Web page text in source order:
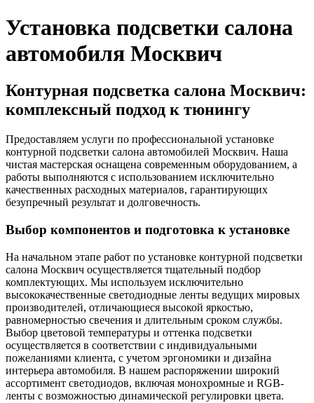
Установка подсветки салона
автомобиля Москвич
Контурная подсветка салона Москвич:
комплексный подход к тюнингу
Предоставляем услуги по профессиональной установке
контурной подсветки салона автомобилей Москвич. Наша
чистая мастерская оснащена современным оборудованием, а
работы выполняются с использованием исключительно
качественных расходных материалов, гарантирующих
безупречный результат и долговечность.
Выбор компонентов и подготовка к установке
На начальном этапе работ по установке контурной подсветки
салона Москвич осуществляется тщательный подбор
комплектующих. Мы используем исключительно
высококачественные светодиодные ленты ведущих мировых
производителей, отличающиеся высокой яркостью,
равномерностью свечения и длительным сроком службы.
Выбор цветовой температуры и оттенка подсветки
осуществляется в соответствии с индивидуальными
пожеланиями клиента, с учетом эргономики и дизайна
интерьера автомобиля. В нашем распоряжении широкий
ассортимент светодиодов, включая монохромные и RGB-
ленты с возможностью динамической регулировки цвета.